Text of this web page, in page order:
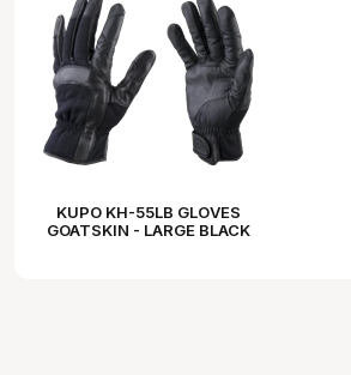
KUPO KH-55LB GLOVES
GOATSKIN - LARGE BLACK